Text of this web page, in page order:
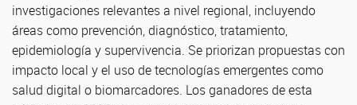
investigaciones relevantes a nivel regional, incluyendo
áreas como prevención, diagnóstico, tratamiento,
epidemiología y supervivencia. Se priorizan propuestas con
impacto local y el uso de tecnologías emergentes como
salud digital o biomarcadores. Los ganadores de esta